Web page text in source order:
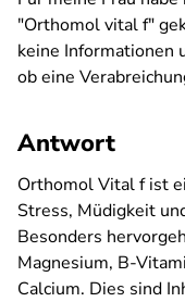
"Orthomol vital f"
keine Informationen
ob eine
Antwort
Orthomol Vital f ist
Stress, Müdigkeit
Besonders
Magnesium, B-
Calcium. Dies sind